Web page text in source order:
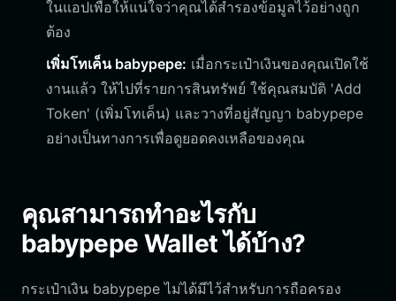
ในแอปเพื่อให้แน่ใจว่าคุณได้สำรองข้อมูลไว้อย่างถูก
ต้อง
เพิ่มโทเค็น babypepe: เมื่อกระเป๋าเงินของคุณเปิดใช้
งานแล้ว ให้ไปที่รายการสินทรัพย์ ใช้คุณสมบัติ 'Add
Token' (เพิ่มโทเค็น) และวางที่อยู่สัญญา babypepe
อย่างเป็นทางการเพื่อดูยอดคงเหลือของคุณ
คุณสามารถทำอะไรกับ
babypepe Wallet ได้บ้าง?
กระเป๋าเงิน babypepe ไม่ได้มีไว้สำหรับการถือครอง